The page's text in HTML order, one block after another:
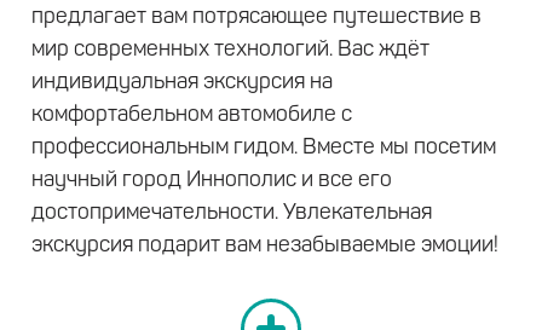
предлагает вам потрясающее путешествие в
мир современных технологий. Вас ждёт
индивидуальная экскурсия на
комфортабельном автомобиле с
профессиональным гидом. Вместе мы посетим
научный город Иннополис и все его
достопримечательности. Увлекательная
экскурсия подарит вам незабываемые эмоции!